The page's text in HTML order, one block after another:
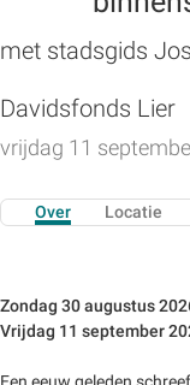
met stadsgids
Davidsfonds Lier
vrijdag 11
Over Locatie
Zondag 30 augustus
Vrijdag 11 september